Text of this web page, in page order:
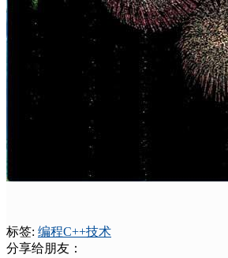
标签: 编程C++技术
分享给朋友：